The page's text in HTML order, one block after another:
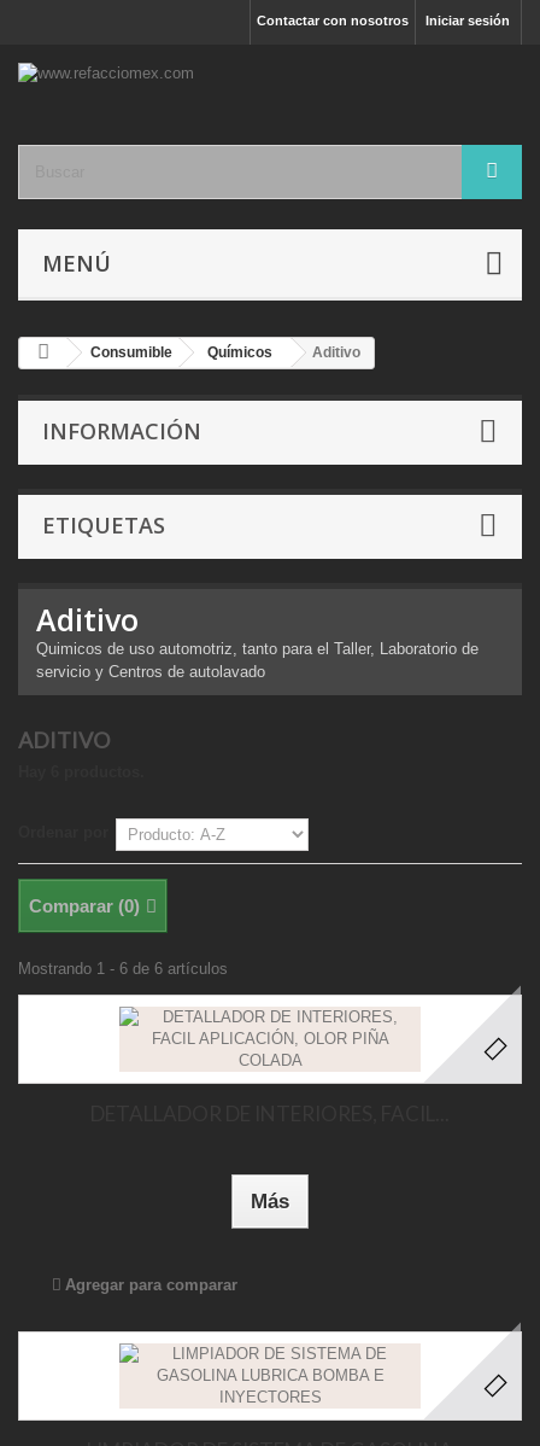
Iniciar sesión
Contactar con nosotros
MENÚ
Consumible Químicos Aditivo
INFORMACIÓN
ETIQUETAS
Aditivo
Quimicos de uso automotriz, tanto para el Taller, Laboratorio de
servicio y Centros de autolavado
ADITIVO
Comparar (0)
Mostrando 1 - 6 de 6 artículos
Más
Agregar para comparar